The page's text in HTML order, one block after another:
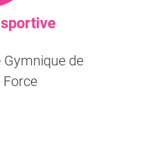
Gymnique de